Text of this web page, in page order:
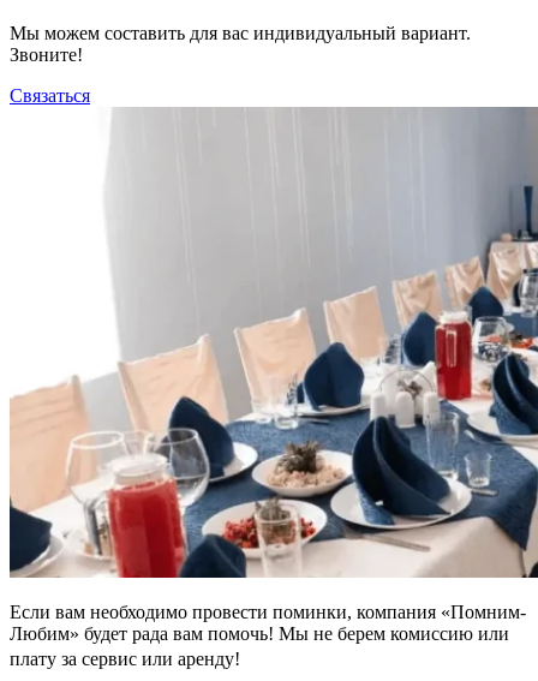
Мы можем составить для вас индивидуальный вариант.
Звоните!
Связаться
Если вам необходимо провести поминки, компания «Помним-
Любим» будет рада вам помочь! Мы не берем комиссию или
плату за сервис или аренду!